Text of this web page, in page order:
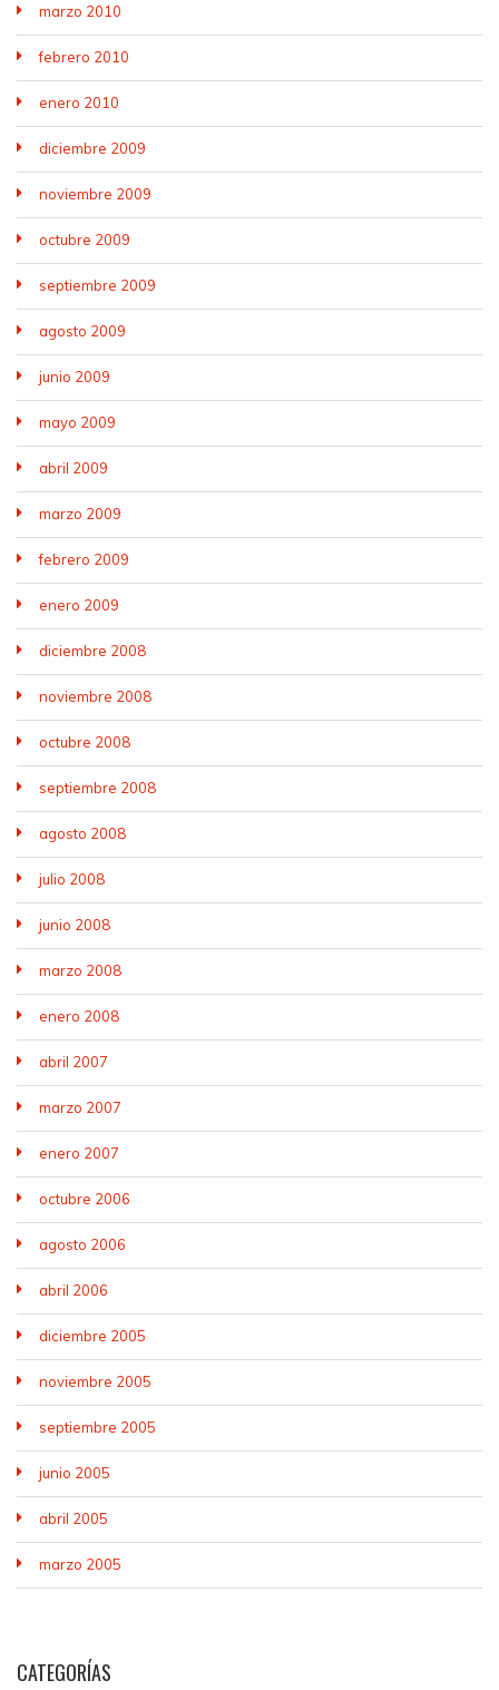
marzo 2010
febrero 2010
enero 2010
diciembre 2009
noviembre 2009
octubre 2009
septiembre 2009
agosto 2009
junio 2009
mayo 2009
abril 2009
marzo 2009
febrero 2009
enero 2009
diciembre 2008
noviembre 2008
octubre 2008
septiembre 2008
agosto 2008
julio 2008
junio 2008
marzo 2008
enero 2008
abril 2007
marzo 2007
enero 2007
octubre 2006
agosto 2006
abril 2006
diciembre 2005
noviembre 2005
septiembre 2005
junio 2005
abril 2005
marzo 2005
CATEGORÍAS